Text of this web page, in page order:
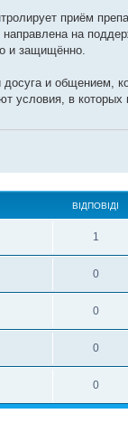
приём
на
и защищённо.
и общением,
условия, в
ВІДПОВІДІ
1
0
0
0
0